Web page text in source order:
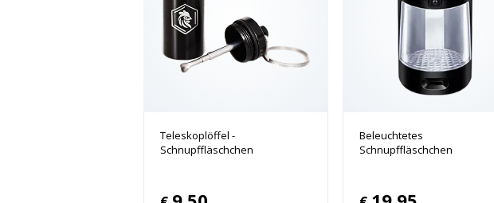
Teleskoplöffel -
Schnupffläschchen
Beleuchtetes
Schnupffläschchen